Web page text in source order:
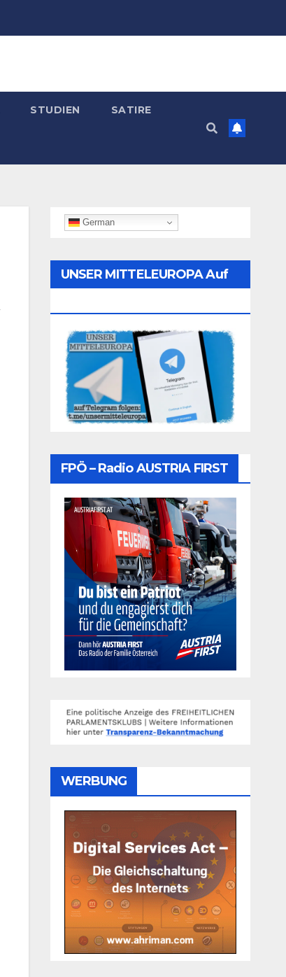
STUDIEN SATIRE
German
UNSER MITTELEUROPA Auf
FPÖ – Radio AUSTRIA FIRST
WERBUNG